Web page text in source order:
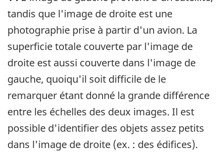
tandis que l'image de droite est une
photographie prise à partir d'un avion. La
superficie totale couverte par l'image de
droite est aussi couverte dans l'image de
gauche, quoiqu'il soit difficile de le
remarquer étant donné la grande différence
entre les échelles des deux images. Il est
possible d'identifier des objets assez petits
dans l'image de droite (ex. : des édifices).